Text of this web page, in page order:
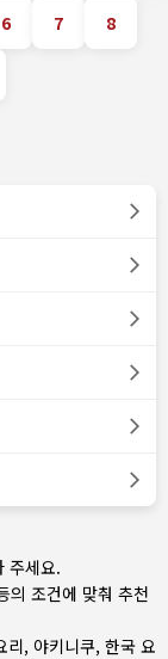
6 7 8
주세요.
의 조건에 맞춰 추천
리, 야키니쿠, 한국 요